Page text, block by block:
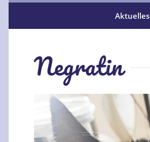
Aktuelles
Negratin